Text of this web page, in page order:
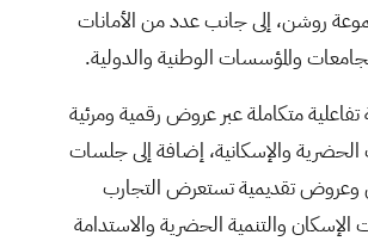
روشن، إلى جانب عدد من الأمانات
والمؤسسات الوطنية والدولية.
تفاعلية متكاملة عبر عروض رقمية ومرئية
والإسكانية، إضافة إلى جلسات
تقديمية تستعرض التجارب
الإسكان والتنمية الحضرية والاستدامة